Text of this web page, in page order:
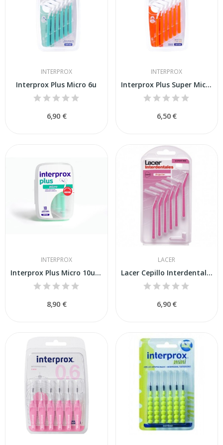
INTERPROX
Interprox Plus Micro 6u
6,90 €
INTERPROX
Interprox Plus Super Micro 6un
6,50 €
INTERPROX
Interprox Plus Micro 10uds
8,90 €
LACER
Lacer Cepillo Interdental Ultrafino Angular 6uds
6,90 €